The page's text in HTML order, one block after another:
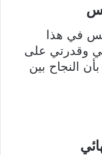
في هذا
وقدرتي على
النجاح بين